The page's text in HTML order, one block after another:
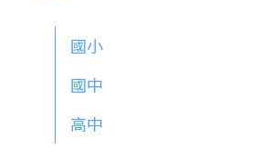
國小
國中
高中